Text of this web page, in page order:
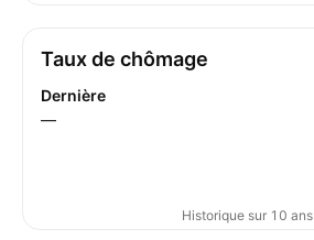
Taux de chômage
Dernière
—
Historique sur 10 ans